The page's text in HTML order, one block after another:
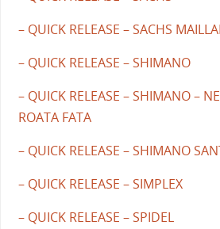
– QUICK RELEASE – SACHS
– QUICK RELEASE – SHIMANO
– QUICK RELEASE – SHIMANO –
ROATA FATA
– QUICK RELEASE – SHIMANO
– QUICK RELEASE – SIMPLEX
– QUICK RELEASE – SPIDEL